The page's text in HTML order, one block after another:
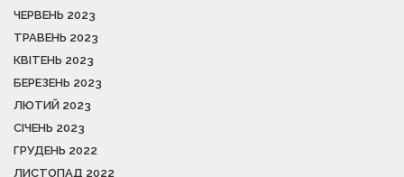
ЧЕРВЕНЬ 2023
ТРАВЕНЬ 2023
КВІТЕНЬ 2023
БЕРЕЗЕНЬ 2023
ЛЮТИЙ 2023
СІЧЕНЬ 2023
ГРУДЕНЬ 2022
ЛИСТОПАД 2022